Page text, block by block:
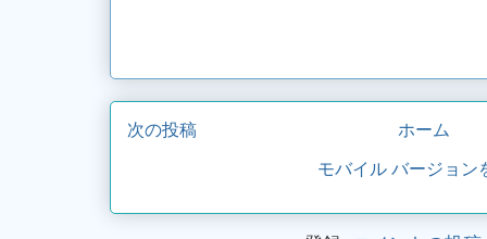
次の投稿 ホーム
モバイル バージョン